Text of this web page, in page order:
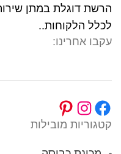
הרשת דוגלת במתן
לכלל הלקוחות..
עקבו אחרינו:
קטגוריות מובילות